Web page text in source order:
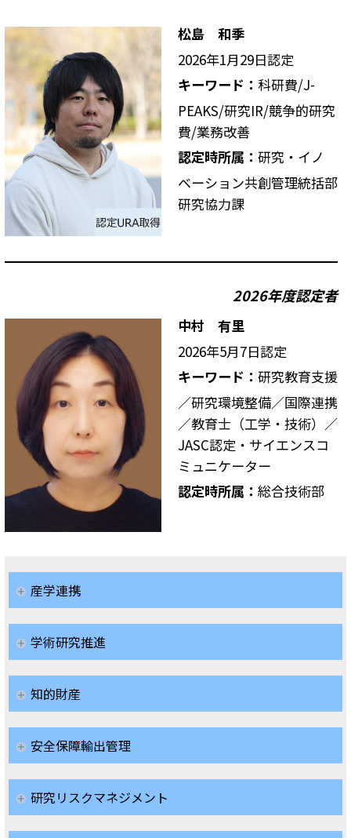
松島 和季
2026年1月29日認定
キーワード： 科研費/J-
PEAKS/研究IR/競争的研究
費/業務改善
認定時所属： 研究・イノ
ベーション共創管理統括部
研究協力課
2026年度認定者
中村 有里
2026年5月7日認定
キーワード： 研究教育支援
／研究環境整備／国際連携
／教育士（工学・技術）／
JASC認定・サイエンスコ
ミュニケーター
認定時所属： 総合技術部
産学連携
学術研究推進
知的財産
安全保障輸出管理
研究リスクマネジメント